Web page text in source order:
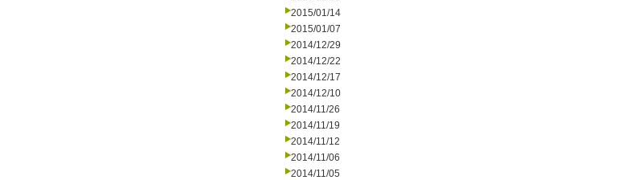
2015/01/14
2015/01/07
2014/12/29
2014/12/22
2014/12/17
2014/12/10
2014/11/26
2014/11/19
2014/11/12
2014/11/06
2014/11/05